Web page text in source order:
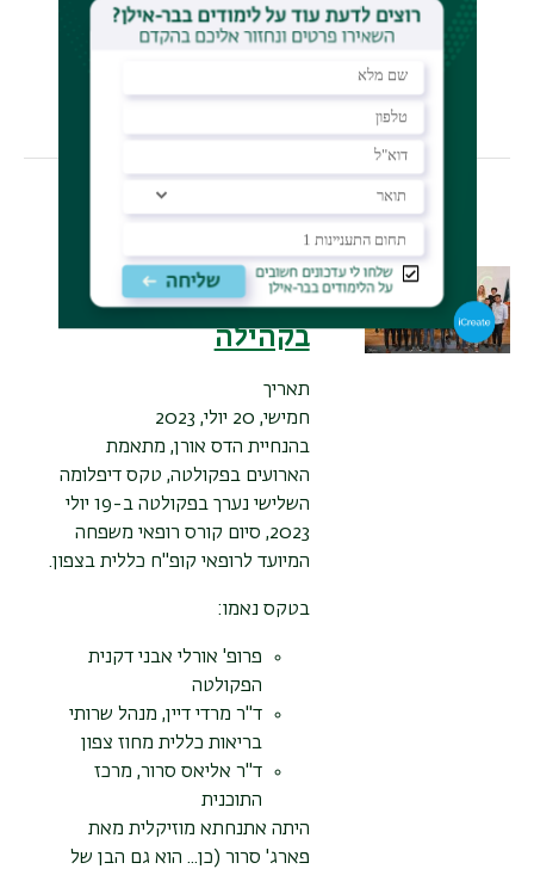
בראודה בכרמיאל.
לידיעה המלאה >>
סיום קורס דיפלומה
לרופאי משפחה
בקהילה
תאריך
חמישי, 20 יולי, 2023
בהנחיית הדס אורן, מתאמת
הארועים בפקולטה, טקס דיפלומה
השלישי נערך בפקולטה ב-19 יולי
2023, סיום קורס רופאי משפחה
המיועד לרופאי קופ"ח כללית בצפון.
בטקס נאמו:
פרופ' אורלי אבני דקנית
הפקולטה
ד"ר מרדי דיין, מנהל שרותי
בריאות כללית מחוז צפון
ד"ר אליאס סרור, מרכז
התוכנית
היתה אתנחתא מוזיקלית מאת
פארג' סרור (כן... הוא גם הבן של